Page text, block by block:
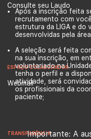
Após a inscrição feita
recrutamento com
estrutura da LIGA e do
desenvolvidas pela
A seleção será feita
na sua inscrição, em
voluntariado na
tenha o perfil e a
atividade, será
os profissionais da
paciente;
Importante: A
Consulte seu Laudo
ESPAÇO COLABORADOR
Webmail
TRANSPARÊNCIA